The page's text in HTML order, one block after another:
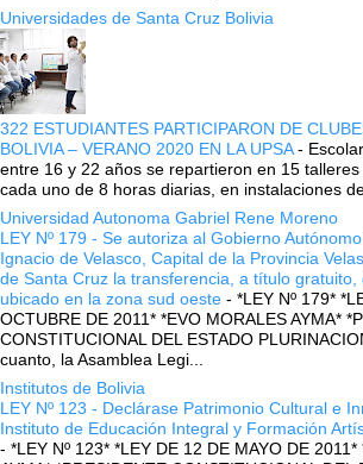
Universidades de Santa Cruz Bolivia
322 ESTUDIANTES PARTICIPARON DE
BOLIVIA – VERANO 2020 EN LA UPSA-
entre 16 y 22 años se repartieron en 15 talleres
cada uno de 8 horas diarias, en instalaciones de
Universidad Autonoma Gabriel Rene Moreno
LEY Nº 179 - Se autoriza al Gobierno
Ignacio de Velasco, Capital de la Provincia
de Santa Cruz la transferencia, a título gratuito,
ubicado en la zona sud oeste - *LEY Nº 179*
OCTUBRE DE 2011* *EVO MORALES AYMA*
CONSTITUCIONAL DEL ESTADO
cuanto, la Asamblea Legi...
Institutos de Bolivia
LEY Nº 123 - Declárase Patrimonio Cultural e
Instituto de Educación Integral y Formación
- *LEY Nº 123* *LEY DE 12 DE MAYO DE